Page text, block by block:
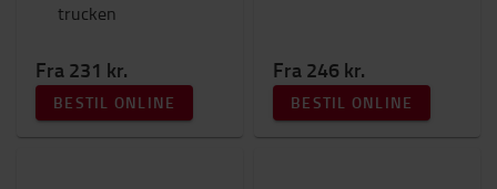
trucken
Fra 231 kr.
BESTIL ONLINE
Fra 246 kr.
BESTIL ONLINE